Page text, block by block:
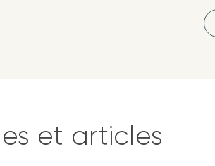
et articles